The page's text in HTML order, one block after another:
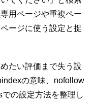
用ページや重複ペー
ージに使う設定と捉
たい評価まで失う設
の意味、nofollow
の設定方法を整理し